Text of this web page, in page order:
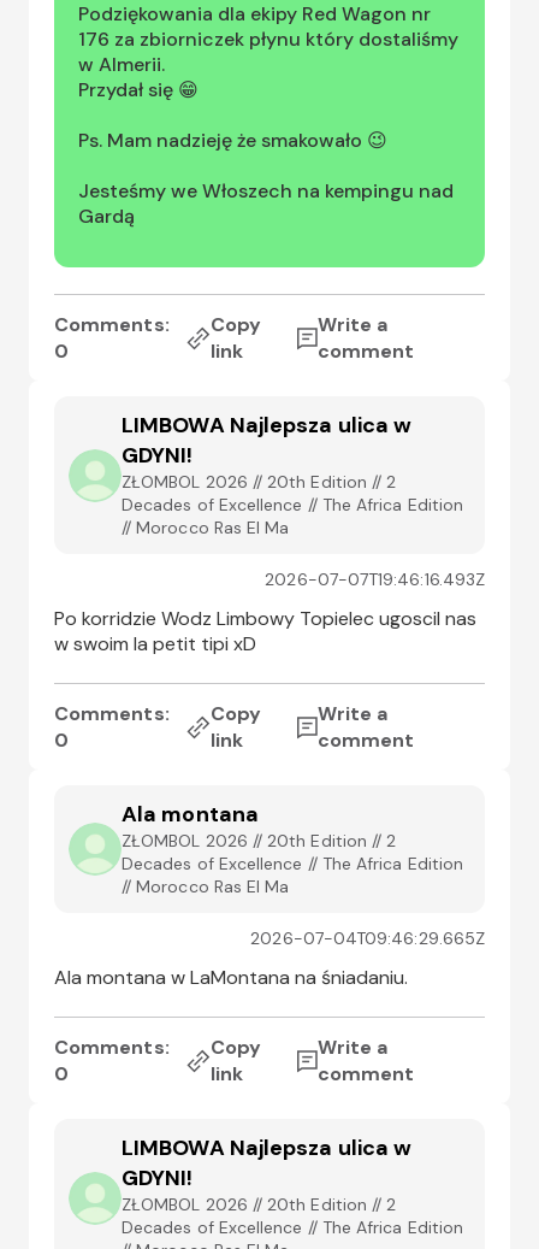
Podziękowania dla ekipy Red Wagon nr
176 za zbiorniczek płynu który dostaliśmy
w Almerii.
Przydał się 😁
Ps. Mam nadzieję że smakowało 😉
Jesteśmy we Włoszech na kempingu nad
Gardą
Comments:
0
Copy
link
Write a
comment
LIMBOWA Najlepsza ulica w
GDYNI!
ZŁOMBOL 2026 // 20th Edition // 2
Decades of Excellence // The Africa Edition
// Morocco Ras El Ma
2026-07-07T19:46:16.493Z
Po korridzie Wodz Limbowy Topielec ugoscil nas
w swoim la petit tipi xD
Comments:
0
Copy
link
Write a
comment
Ala montana
ZŁOMBOL 2026 // 20th Edition // 2
Decades of Excellence // The Africa Edition
// Morocco Ras El Ma
2026-07-04T09:46:29.665Z
Ala montana w LaMontana na śniadaniu.
Comments:
0
Copy
link
Write a
comment
LIMBOWA Najlepsza ulica w
GDYNI!
ZŁOMBOL 2026 // 20th Edition // 2
Decades of Excellence // The Africa Edition